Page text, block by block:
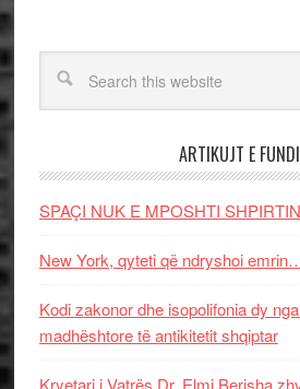
ARTIKUJT E
SPAÇI NUK E MPOSHTI SHPIRTIN
New York, qyteti që ndryshoi
Kodi zakonor dhe isopolifonia dy
madhështore të antikitetit shqiptar